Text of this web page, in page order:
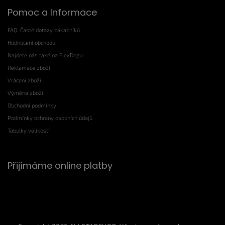
Pomoc a Informace
FAQ: Časté dotazy zákazníků
Hodnocení obchodu
Najdete nás také na FlexDogu!
Reklamace zboží
Vrácení zboží
Výměna zboží
Obchodní podmínky
Podmínky ochrany osobních údajů
Tabulky velikostí
Přijímáme online platby